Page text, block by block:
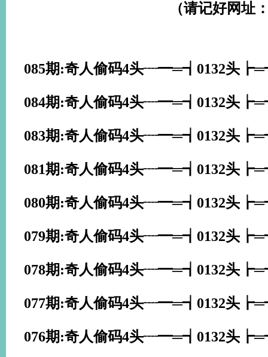
（请记好网址
085期:奇人偷码4头┈━═┪0132头
084期:奇人偷码4头┈━═┪0132头
083期:奇人偷码4头┈━═┪0132头
081期:奇人偷码4头┈━═┪0132头
080期:奇人偷码4头┈━═┪0132头
079期:奇人偷码4头┈━═┪0132头
078期:奇人偷码4头┈━═┪0132头
077期:奇人偷码4头┈━═┪0132头
076期:奇人偷码4头┈━═┪0132头